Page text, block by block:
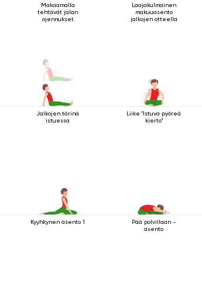
Makaamalla
tehtävät jalan
ojennukset
Laajakulmainen
makuuasento
jalkojen otteella
Jalkojen tärinä
istuessa
Liike "Istuva pyöreä
kierto"
Kyyhkynen asento 1
Pää polvillaan -
asento